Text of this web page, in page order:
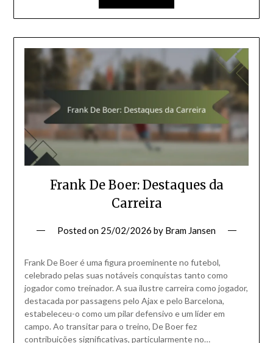
Frank De Boer: Destaques da
Carreira
Posted on 25/02/2026 by Bram Jansen
Frank De Boer é uma figura proeminente no futebol,
celebrado pelas suas notáveis conquistas tanto como
jogador como treinador. A sua ilustre carreira como jogador,
destacada por passagens pelo Ajax e pelo Barcelona,
estabeleceu-o como um pilar defensivo e um líder em
campo. Ao transitar para o treino, De Boer fez
contribuições significativas, particularmente no…